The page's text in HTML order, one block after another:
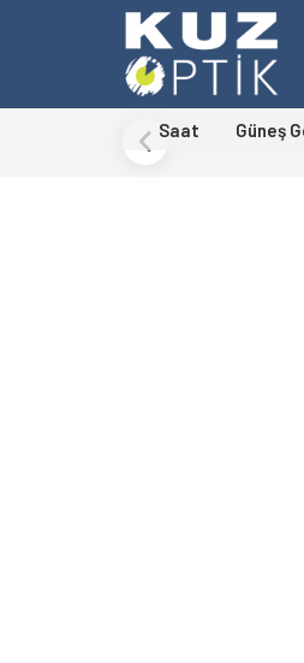
Saat Güneş